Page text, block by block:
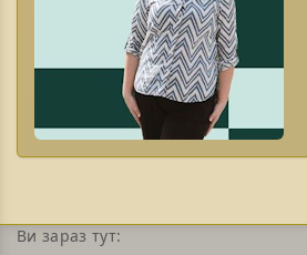
Ви зараз тут: